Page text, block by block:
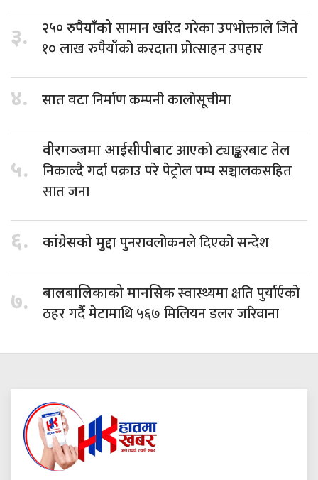
३. २५० रुपैयाँकोसामान खरिद गरेका उपभोक्ताले जिते
१० लाख रुपैयाँको करदाता प्रोत्साहन उपहार
४. सात वटानिर्माण कम्पनी कालोसूचीमा
५.
वीरगञ्जमा आईसीपीबाटआएको ट्याङ्करबाट तेल
निकाल्दै गर्दा पक्राउ परे पेट्रोल पम्प सञ्चालकसहित
सात जना
६. कांग्रेसको मुद्दापुनरावलोकनले दिएको सन्देश
७. बालबालिकाको मानसिकस्वास्थ्यमा क्षति पुर्यार्एको
ठहर गर्दै मेटामाथि ५६७ मिलियन डलर जरिवाना